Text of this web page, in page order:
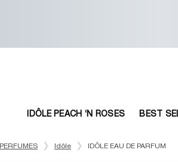
IDÔLE PEACH ‘N ROSES BEST
PERFUMES Idôle IDÔLE EAU DE PARFUM